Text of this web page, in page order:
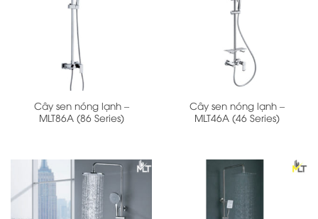
Cây sen nóng lạnh –
MLT86A (86 Series)
Cây sen nóng lạnh –
MLT46A (46 Series)